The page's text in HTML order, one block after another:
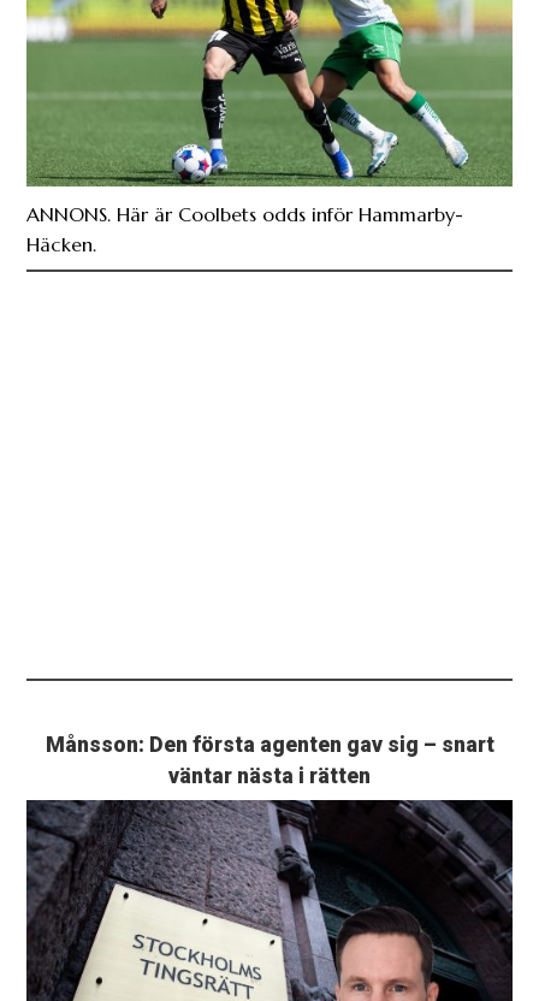
ANNONS. Här är Coolbets odds inför Hammarby-
Häcken.
Månsson: Den första agenten gav sig – snart
väntar nästa i rätten